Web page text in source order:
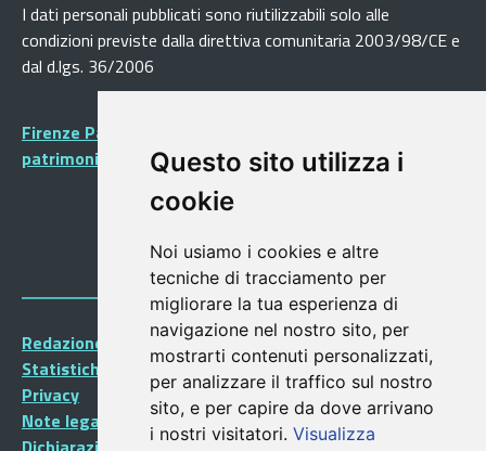
Questo sito utilizza i
cookie
Noi usiamo i cookies e altre
tecniche di tracciamento per
migliorare la tua esperienza di
navigazione nel nostro sito, per
mostrarti contenuti personalizzati,
per analizzare il traffico sul nostro
sito, e per capire da dove arrivano
i nostri visitatori. Visualizza
I dati personali pubblicati sono riutilizzabili solo alle
condizioni previste dalla direttiva comunitaria 2003/98/CE e
dal d.lgs. 36/2006
Firenze Patrimonio Mondiale - Centro storico di Firenze
patrimonio dell’Umanità
Redazione Portalegiovani
Statistiche
Privacy
Note legali